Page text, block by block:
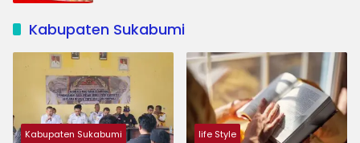
Kabupaten Sukabumi
Kabupaten Sukabumi life Style